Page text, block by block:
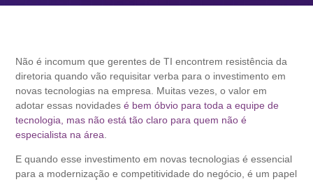
Não é incomum que gerentes de TI encontrem resistência da
diretoria quando vão requisitar verba para o investimento em
novas tecnologias na empresa. Muitas vezes, o valor em
adotar essas novidadesé bem óbvio para toda a equipe de
tecnologia, mas não está tão claro para quem não é
especialista na área
E quando esse investimento em novas tecnologias é essencial
para a modernização e competitividade do negócio, é um papel